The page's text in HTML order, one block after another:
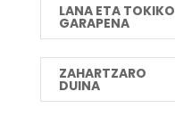
LANA ETA TOKIKO
GARAPENA
ZAHARTZARO
DUINA